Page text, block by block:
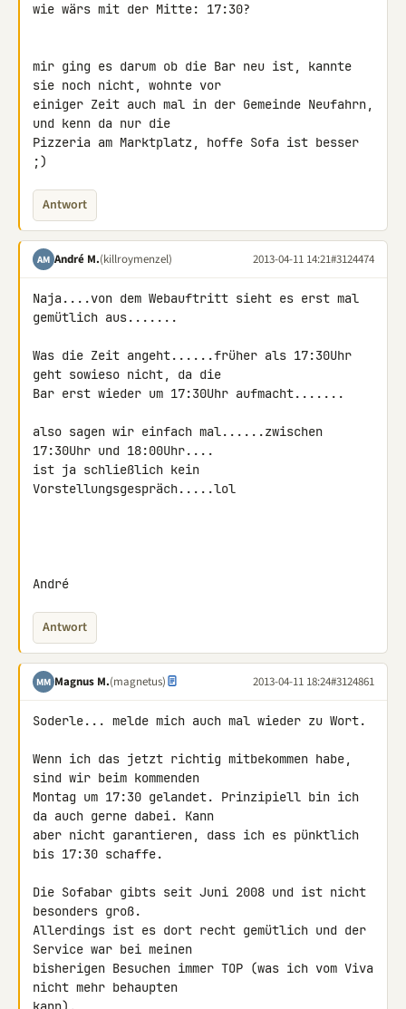
wie wärs mit der Mitte: 17:30?
mir ging es darum ob die Bar neu ist, kannte
sie noch nicht, wohnte vor
einiger Zeit auch mal in der Gemeinde Neufahrn,
und kenn da nur die
Pizzeria am Marktplatz, hoffe Sofa ist besser
;)
Antwort
AM André M.(killroymenzel) 2013-04-11 14:21#3124474
Naja....von dem Webauftritt sieht es erst mal
gemütlich aus.......
Was die Zeit angeht......früher als 17:30Uhr
geht sowieso nicht, da die
Bar erst wieder um 17:30Uhr aufmacht.......
also sagen wir einfach mal......zwischen
17:30Uhr und 18:00Uhr....
ist ja schließlich kein
Vorstellungsgespräch.....lol
André
Antwort
MM Magnus M.(magnetus) 2013-04-11 18:24#3124861
Soderle... melde mich auch mal wieder zu Wort.
Wenn ich das jetzt richtig mitbekommen habe,
sind wir beim kommenden
Montag um 17:30 gelandet. Prinzipiell bin ich
da auch gerne dabei. Kann
aber nicht garantieren, dass ich es pünktlich
bis 17:30 schaffe.
Die Sofabar gibts seit Juni 2008 und ist nicht
besonders groß.
Allerdings ist es dort recht gemütlich und der
Service war bei meinen
bisherigen Besuchen immer TOP (was ich vom Viva
nicht mehr behaupten